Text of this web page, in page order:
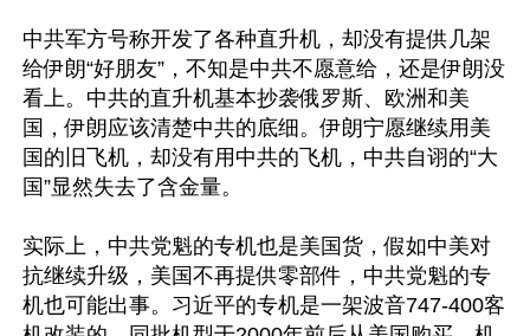
中共军方号称开发了各种直升机，却没有提供几架
给伊朗“好朋友”，不知是中共不愿意给，还是伊朗没
看上。中共的直升机基本抄袭俄罗斯、欧洲和美
国，伊朗应该清楚中共的底细。伊朗宁愿继续用美
国的旧飞机，却没有用中共的飞机，中共自诩的“大
国”显然失去了含金量。
实际上，中共党魁的专机也是美国货，假如中美对
抗继续升级，美国不再提供零部件，中共党魁的专
机也可能出事。习近平的专机是一架波音747-400客